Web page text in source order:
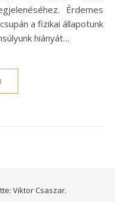
Érdemes
a fizikai állapotunk
hiányát…
Viktor Csaszar.